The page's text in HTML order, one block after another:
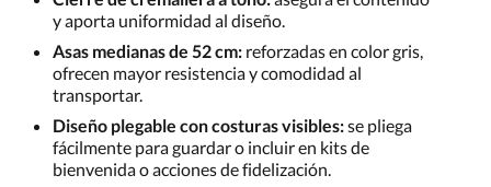
y aporta uniformidad al diseño.
Asas medianas de 52 cm: reforzadas en color gris,
ofrecen mayor resistencia y comodidad al
transportar.
Diseño plegable con costuras visibles:se pliega
fácilmente para guardar o incluir en kits de
bienvenida o acciones de fidelización.